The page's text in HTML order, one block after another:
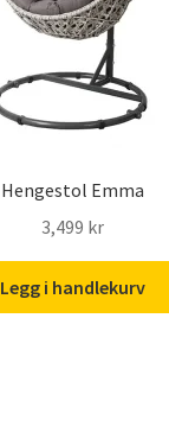
Hengestol Emma
3,499 kr
Legg i handlekurv